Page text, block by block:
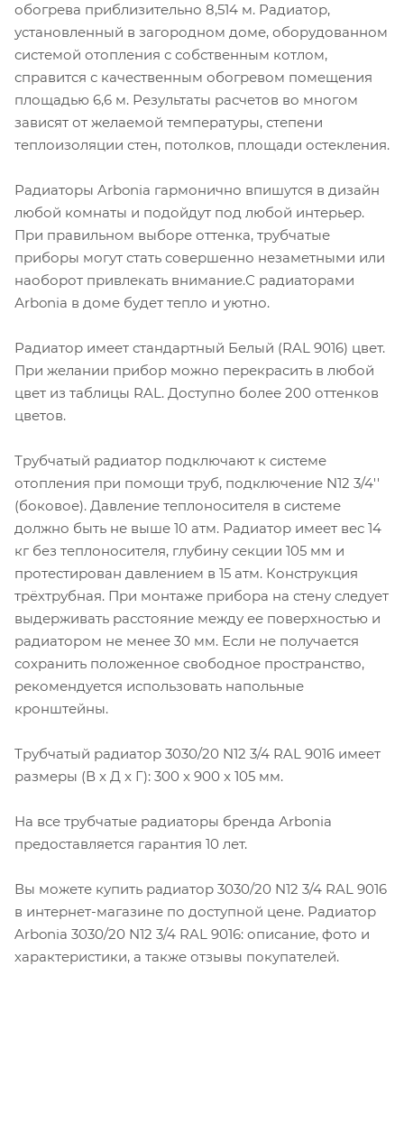
обогрева приблизительно 8,514 м. Радиатор,
установленный в загородном доме, оборудованном
системой отопления с собственным котлом,
справится с качественным обогревом помещения
площадью 6,6 м. Результаты расчетов во многом
зависят от желаемой температуры, степени
теплоизоляции стен, потолков, площади остекления.
Радиаторы Arbonia гармонично впишутся в дизайн
любой комнаты и подойдут под любой интерьер.
При правильном выборе оттенка, трубчатые
приборы могут стать совершенно незаметными или
наоборот привлекать внимание.С радиаторами
Аrbonia в доме будет тепло и уютно.
Радиатор имеет стандартный Белый (RAL 9016) цвет.
При желании прибор можно перекрасить в любой
цвет из таблицы RAL. Доступно более 200 оттенков
цветов.
Трубчатый радиатор подключают к системе
отопления при помощи труб, подключение N12 3/4''
(боковое). Давление теплоносителя в системе
должно быть не выше 10 атм. Радиатор имеет вес 14
кг без теплоносителя, глубину секции 105 мм и
протестирован давлением в 15 атм. Конструкция
трёхтрубная. При монтаже прибора на стену следует
выдерживать расстояние между ее поверхностью и
радиатором не менее 30 мм. Если не получается
сохранить положенное свободное пространство,
рекомендуется использовать напольные
кронштейны.
Трубчатый радиатор 3030/20 N12 3/4 RAL 9016 имеет
размеры (В x Д x Г): 300 x 900 x 105 мм.
На все трубчатые радиаторы бренда Аrbonia
предоставляется гарантия 10 лет.
Вы можете купить радиатор 3030/20 N12 3/4 RAL 9016
в интернет-магазине по доступной цене. Радиатор
Arbonia 3030/20 N12 3/4 RAL 9016: описание, фото и
характеристики, а также отзывы покупателей.